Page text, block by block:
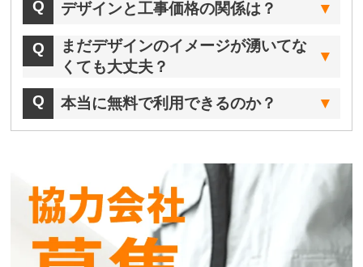
デザインと工事価格の関係は？
まだデザインのイメージが湧いてな
くても大丈夫？
本当に無料で利用できるのか？